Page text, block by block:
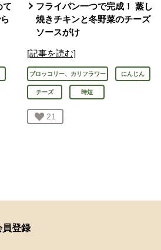
て
フライパン一つで完成！ 蒸し
焼きチキンと冬野菜のチーズ
ソースがけ
[記事を読む]
ブロッコリー、カリフラワー にんじん
チーズ 時短
お気に入り登録：
21
員登録